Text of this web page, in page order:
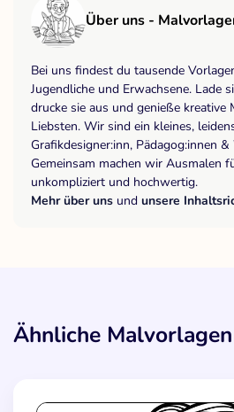
Über uns -
Bei uns findest du tausende
Jugendliche und Erwachsene. Lade
drucke sie aus und genieße kreative
Liebsten. Wir sind ein kleines,
Grafikdesigner:inn, Pädagog:innen
Gemeinsam machen wir Ausmalen
unkompliziert und hochwertig.
Mehr über uns und unsere
Ähnliche Malvorlagen